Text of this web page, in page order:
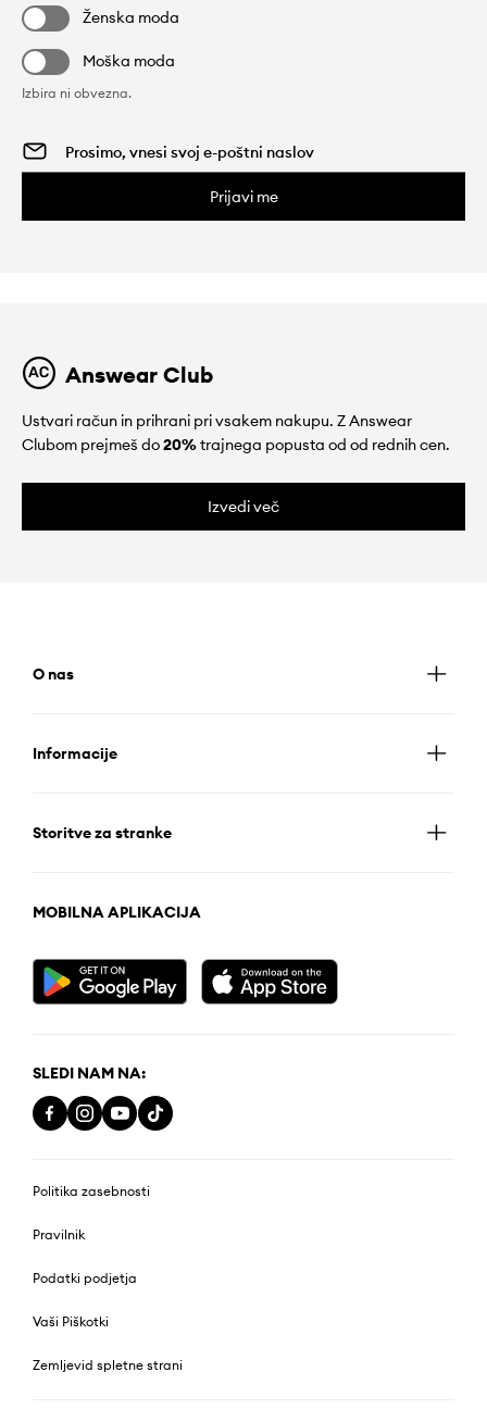
Ženska moda
Moška moda
Izbira ni obvezna.
Prijavi me
Answear Club
Ustvari račun in prihrani pri vsakem nakupu. Z Answear
Clubom prejmeš do20%trajnega popusta od od rednih cen.
Izvedi več
O nas
Informacije
Storitve za stranke
MOBILNA APLIKACIJA
SLEDI NAM NA:
Politika zasebnosti
Pravilnik
Podatki podjetja
Vaši Piškotki
Zemljevid spletne strani